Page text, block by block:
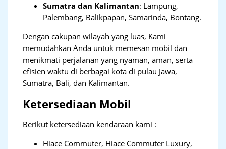
Sumatra dan Kalimantan: Lampung,
Palembang, Balikpapan, Samarinda, Bontang.
Dengan cakupan wilayah yang luas, Kami
memudahkan Anda untuk memesan mobil dan
menikmati perjalanan yang nyaman, aman, serta
efisien waktu di berbagai kota di pulau Jawa,
Sumatra, Bali, dan Kalimantan.
Ketersediaan Mobil
Berikut ketersediaan kendaraan kami :
Hiace Commuter, Hiace Commuter Luxury,